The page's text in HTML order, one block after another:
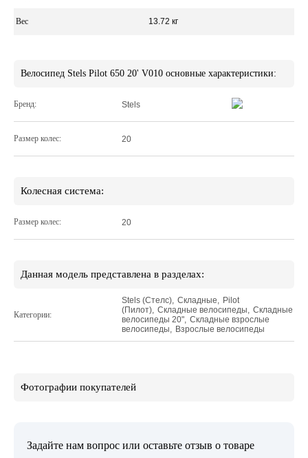
Вес 13.72 кг
Велосипед Stels Pilot 650 20' V010 основные характеристики:
Бренд: Stels
Размер колес: 20
Колесная система:
Размер колес: 20
Данная модель представлена в разделах:
Категории:
Stels (Стелс), Складные, Pilot
(Пилот), Складные велосипеды, Складные
велосипеды 20", Складные взрослые
велосипеды, Взрослые велосипеды
Фотографии покупателей
Задайте нам вопрос или оставьте отзыв о товаре